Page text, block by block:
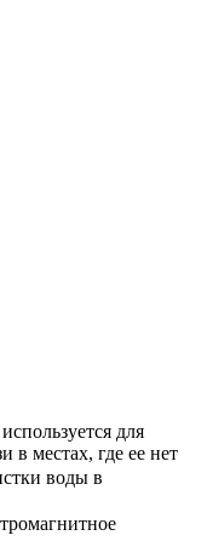
для
в местах, где ее нет
воды в